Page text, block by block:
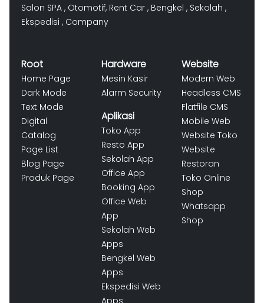
Salon SPA , Otomotif, Rent Car , Bengkel , Sekolah ,
Ekspedisi , Company
Root
Home Page
Dark Mode
Text Mode
Digital
Catalog
Page List
Blog Page
Produk Page
Hardware
Mesin Kasir
Alarm Security
Aplikasi
Toko App
Resto App
Sekolah App
Office App
Booking App
Office Web
App
Sekolah Web
Apps
Bengkel Web
Apps
Ekspedisi Web
Apps
Website
Modern Web
Headless CMS
Flatfile CMS
Mobile Web
Website Toko
Website
Restoran
Toko Online
Shop
Whatsapp
Shop